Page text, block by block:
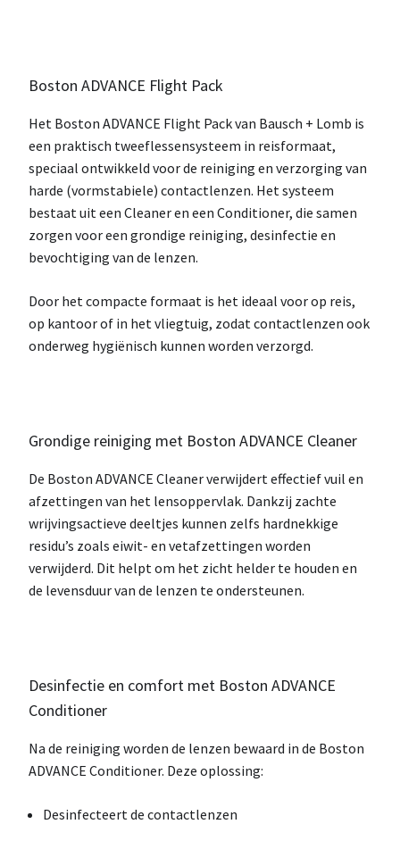
Boston ADVANCE Flight Pack
Het Boston ADVANCE Flight Packvan Bausch + Lomb is
een praktisch tweeflessensysteem in reisformaat,
speciaal ontwikkeld voor de reiniging en verzorging van
harde (vormstabiele) contactlenzen. Het systeem
bestaat uit een Cleaneren een Conditioner, die samen
zorgen voor een grondige reiniging, desinfectie en
bevochtiging van de lenzen.
Door het compacte formaat is het ideaal voorop reis,
op kantoor of in het vliegtuig, zodat contactlenzen ook
onderweg hygiënisch kunnen worden verzorgd.
Grondige reiniging met Boston ADVANCE Cleaner
De Boston ADVANCE Cleanerverwijdert effectief vuil en
afzettingen van het lensoppervlak. Dankzij zachte
wrijvingsactieve deeltjes kunnen zelfs hardnekkige
residu’s zoals eiwit- en vetafzettingen worden
verwijderd. Dit helpt om het zicht helder te houden en
de levensduur van de lenzen te ondersteunen.
Desinfectie en comfort met Boston ADVANCE
Conditioner
Na de reiniging worden de lenzen bewaard in de Boston
ADVANCE Conditioner. Deze oplossing:
Desinfecteertde contactlenzen